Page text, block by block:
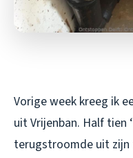
Vorige week kreeg ik
uit Vrijenban. Half tien
terugstroomde uit zijn